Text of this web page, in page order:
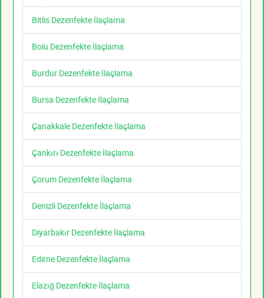
Bitlis Dezenfekte İlaçlama
Bolu Dezenfekte İlaçlama
Burdur Dezenfekte İlaçlama
Bursa Dezenfekte İlaçlama
Çanakkale Dezenfekte İlaçlama
Çankırı Dezenfekte İlaçlama
Çorum Dezenfekte İlaçlama
Denizli Dezenfekte İlaçlama
Diyarbakır Dezenfekte İlaçlama
Edirne Dezenfekte İlaçlama
Elazığ Dezenfekte İlaçlama